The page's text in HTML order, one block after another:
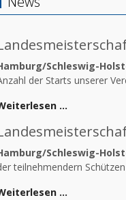
Schleswig-
der Starts unserer
…
Schleswig-
teilnehmendern Schützen
…